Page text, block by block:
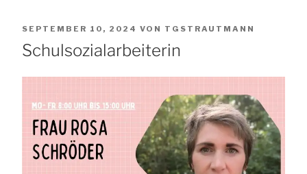
VERÖFFENTLICHT
AM
SEPTEMBER 10, 2024 VON TGSTRAUTMANN
Schulsozialarbeiterin